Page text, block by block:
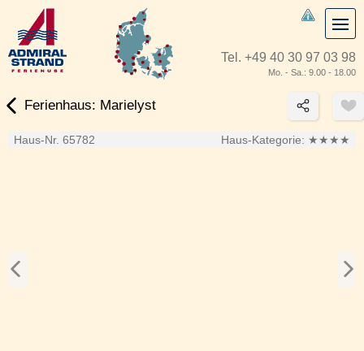
Tel. +49 40 30 97 03 98
Mo. - Sa.: 9.00 - 18.00
Ferienhaus: Marielyst
Haus-Nr. 65782 Haus-Kategorie: ★★★★